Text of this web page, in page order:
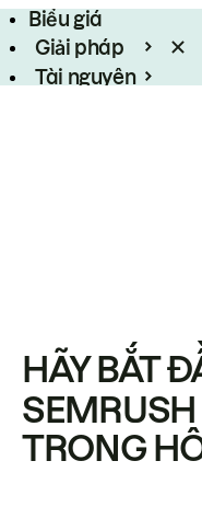
Biểu giá
Giải pháp
Tài nguyên
HÃY BẮT
SEMRUSH
TRONG